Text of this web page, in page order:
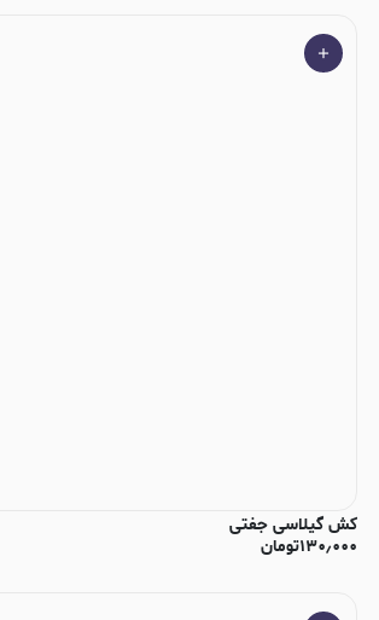
کش گیلاسی جفتی
۱۳۰٫۰۰۰تومان